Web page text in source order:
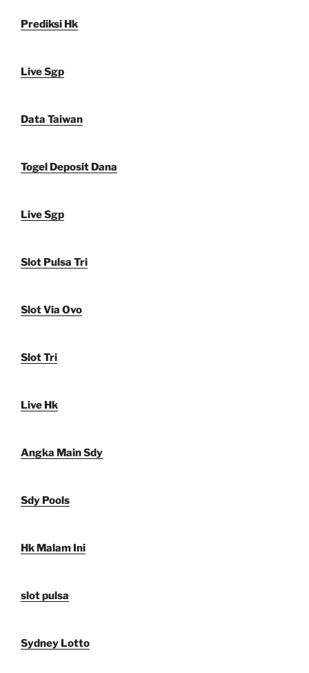
Prediksi Hk
Live Sgp
Data Taiwan
Togel Deposit Dana
Live Sgp
Slot Pulsa Tri
Slot Via Ovo
Slot Tri
Live Hk
Angka Main Sdy
Sdy Pools
Hk Malam Ini
slot pulsa
Sydney Lotto